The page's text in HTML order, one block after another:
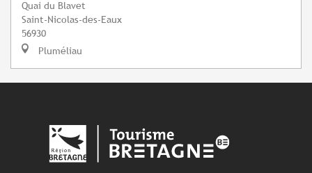
Quai du Blavet
Saint-Nicolas-des-Eaux
56930
Pluméliau